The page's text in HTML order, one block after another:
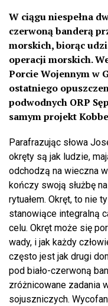
W ciągu niespełna
czerwoną banderą
morskich, biorąc
operacji morskich.
Porcie Wojennym w
ostatniego
podwodnych ORP
samym projekt
Parafrazując słowa
okręty są jak ludzie,
odchodzą na wieczna
kończy swoją służbę
rytuałem. Okręt, to nie
stanowiące integralną
celu. Okręt może się
wady, i jak każdy
często jest jak drugi
pod biało-czerwoną
zróżnicowane zadania
sojuszniczych.